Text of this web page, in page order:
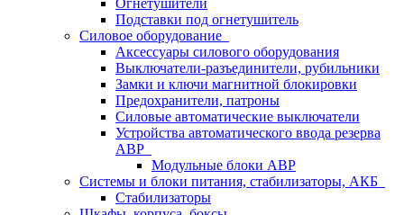
Огнетушители
Подставки под огнетушитель
Силовое оборудование
Аксессуары силового оборудования
Выключатели-разъединители, рубильники
Замки и ключи магнитной блокировки
Предохранители, патроны
Силовые автоматические выключатели
Устройства автоматического ввода резерва
АВР
Модульные блоки АВР
Системы и блоки питания, стабилизаторы, АКБ
Стабилизаторы